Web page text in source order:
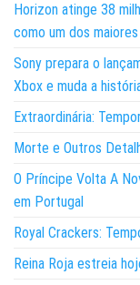
Horizon atinge 38
como um dos
Sony prepara o
Xbox e muda a
Extraordinária:
Morte e Outros
O Príncipe Volta A
em Portugal
Royal Crackers:
Reina Roja estreia